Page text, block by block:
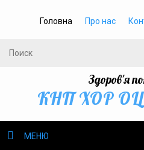
Головна Про нас
Здоров'я
КНП ХОР
МЕНЮ